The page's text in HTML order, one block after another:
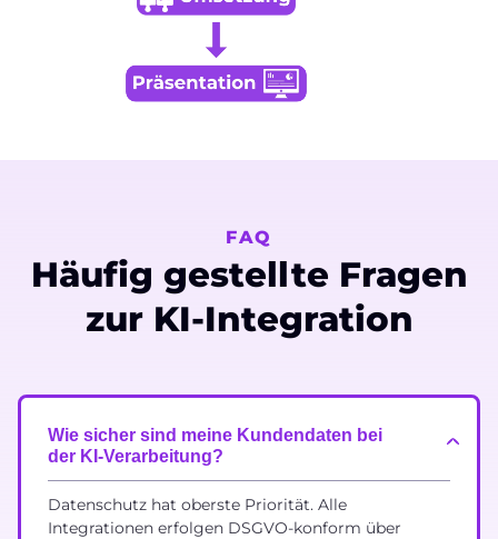
FAQ
Häufig gestellte Fragen
zur KI-Integration
Wie sicher sind meine Kundendaten bei
der KI-Verarbeitung?
Datenschutz hat oberste Priorität. Alle
Integrationen erfolgen DSGVO-konform über